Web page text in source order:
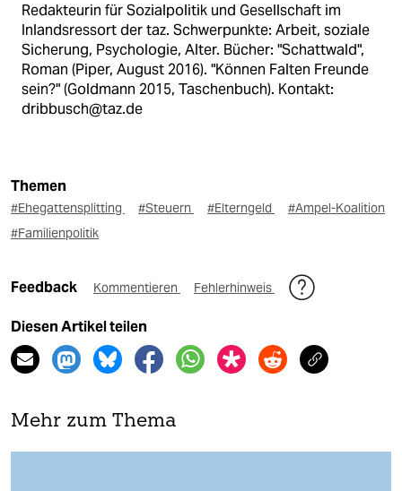
Redakteurin für Sozialpolitik und Gesellschaft im
Inlandsressort der taz. Schwerpunkte: Arbeit, soziale
Sicherung, Psychologie, Alter. Bücher: "Schattwald",
Roman (Piper, August 2016). "Können Falten Freunde
sein?" (Goldmann 2015, Taschenbuch). Kontakt:
dribbusch@taz.de
Themen
#Ehegattensplitting #Steuern #Elterngeld
#Ampel-Koalition
#Familienpolitik
Feedback Kommentieren Fehlerhinweis
Diesen Artikel teilen
Mehr zum Thema